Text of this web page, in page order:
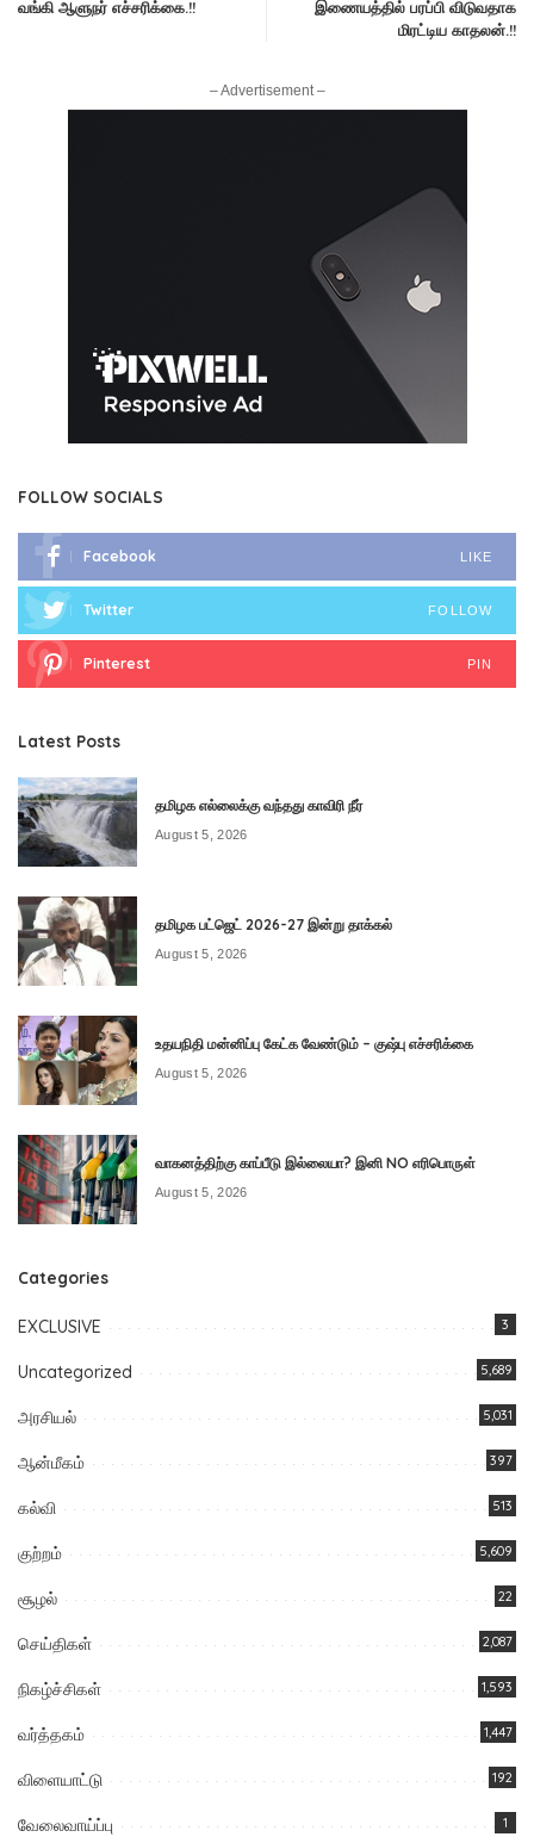
வங்கி ஆளுநர் எச்சரிக்கை.!!
இணையத்தில் பரப்பி விடுவதாக
மிரட்டிய காதலன்.!!
– Advertisement –
FOLLOW SOCIALS
Facebook LIKE
Twitter FOLLOW
Pinterest PIN
Latest Posts
தமிழக எல்லைக்கு வந்தது காவிரி நீர்
August 5, 2026
தமிழக பட்ஜெட் 2026-27 இன்று தாக்கல்
August 5, 2026
உதயநிதி மன்னிப்பு கேட்க வேண்டும் – குஷ்பு எச்சரிக்கை
August 5, 2026
வாகனத்திற்கு காப்பீடு இல்லையா? இனி NO எரிபொருள்
August 5, 2026
Categories
EXCLUSIVE 3
Uncategorized 5,689
அரசியல் 5,031
ஆன்மீகம் 397
கல்வி 513
குற்றம் 5,609
சூழல் 22
செய்திகள் 2,087
நிகழ்ச்சிகள் 1,593
வர்த்தகம் 1,447
விளையாட்டு 192
வேலைவாய்ப்பு 1